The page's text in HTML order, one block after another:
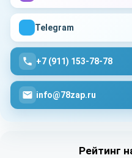
Telegram
+7 (911) 153-78-78
info@78zap.ru
Рейтинг